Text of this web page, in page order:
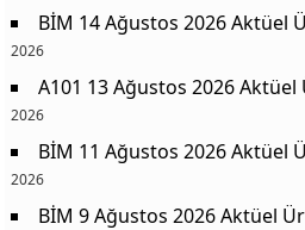
BİM 14 Ağustos 2026 Aktüel
2026
A101 13 Ağustos 2026
2026
BİM 11 Ağustos 2026 Aktüel
2026
BİM 9 Ağustos 2026 Aktüel